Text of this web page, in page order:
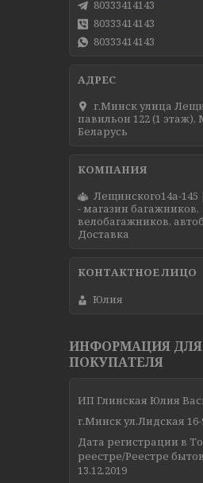
80333414143
80333414143
80333414143
г.Минск улица
павильон 122 (1 этаж),
Беларусь
Лещинского14а-
- магазин багажников,
велобагажников,
Доставка
Юлия
ИНФОРМАЦИЯ ДЛЯ
ПОКУПАТЕЛЯ
ИП Глинская Юлия
г.Минск ул.Лидская 16-
Дата регистрации в
реестре/Реестре
13.12.2019